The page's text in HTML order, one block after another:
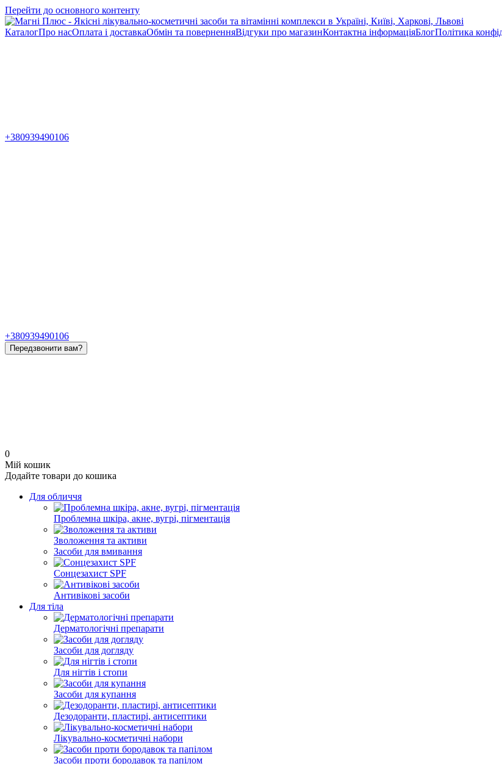
Перейти до основного контенту
КаталогПро насОплата і доставкаОбмін та поверненняВідгуки про магазинКонтактна інформаціяБлогПолітика
+380939490106
+380939490106
Передзвонити вам?
0
Мій кошик
Додайте товари до кошика
Для обличчя
Проблемна шкіра, акне, вугрі, пігментація
Зволоження та активи
Засоби для вмивання
Сонцезахист SPF
Антивікові засоби
Для тіла
Дерматологічні препарати
Засоби для догляду
Для нігтів і стопи
Засоби для купання
Дезодоранти, пластирі, антисептики
Лікувально-косметичні набори
Засоби проти бородавок та папілом